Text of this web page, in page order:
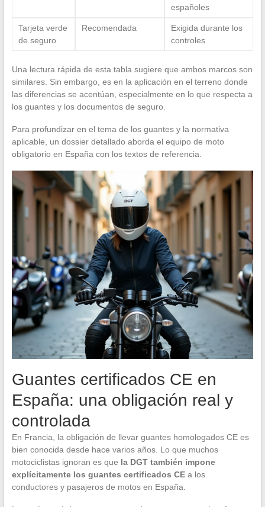
españoles
Tarjeta verde
de seguro
Recomendada
Exigida durante los
controles
Una lectura rápida de esta tabla sugiere que ambos marcos son
similares. Sin embargo, es en la aplicación en el terreno donde
las diferencias se acentúan, especialmente en lo que respecta a
los guantes y los documentos de seguro.
Para profundizar en el tema de los guantes y la normativa
aplicable, un dossier detallado aborda el equipo de moto
obligatorio en España con los textos de referencia.
Guantes certificados CE en
España: una obligación real y
controlada
En Francia, la obligación de llevar guantes homologados CE es
bien conocida desde hace varios años. Lo que muchos
motociclistas ignoran es que la DGT también impone
explícitamente los guantes certificados CEa los
conductores y pasajeros de motos en España.